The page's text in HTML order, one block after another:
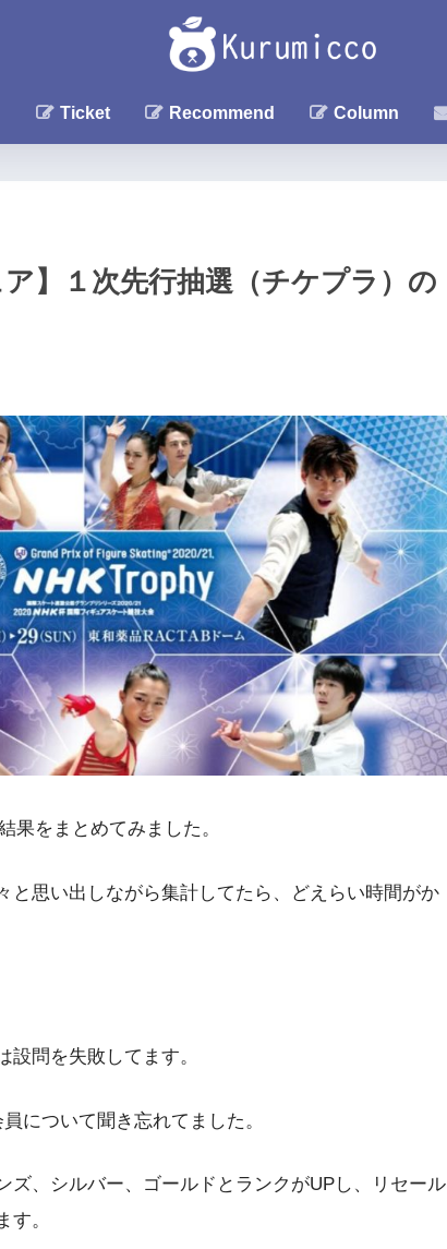
Ticket Recommend Column
ア】１次先行抽選（チケプラ）の
果をまとめてみました。
と思い出しながら集計してたら、どえらい時間がか
問を失敗してます。
について聞き忘れてました。
ズ、シルバー、ゴールドとランクがUPし、リセール
。